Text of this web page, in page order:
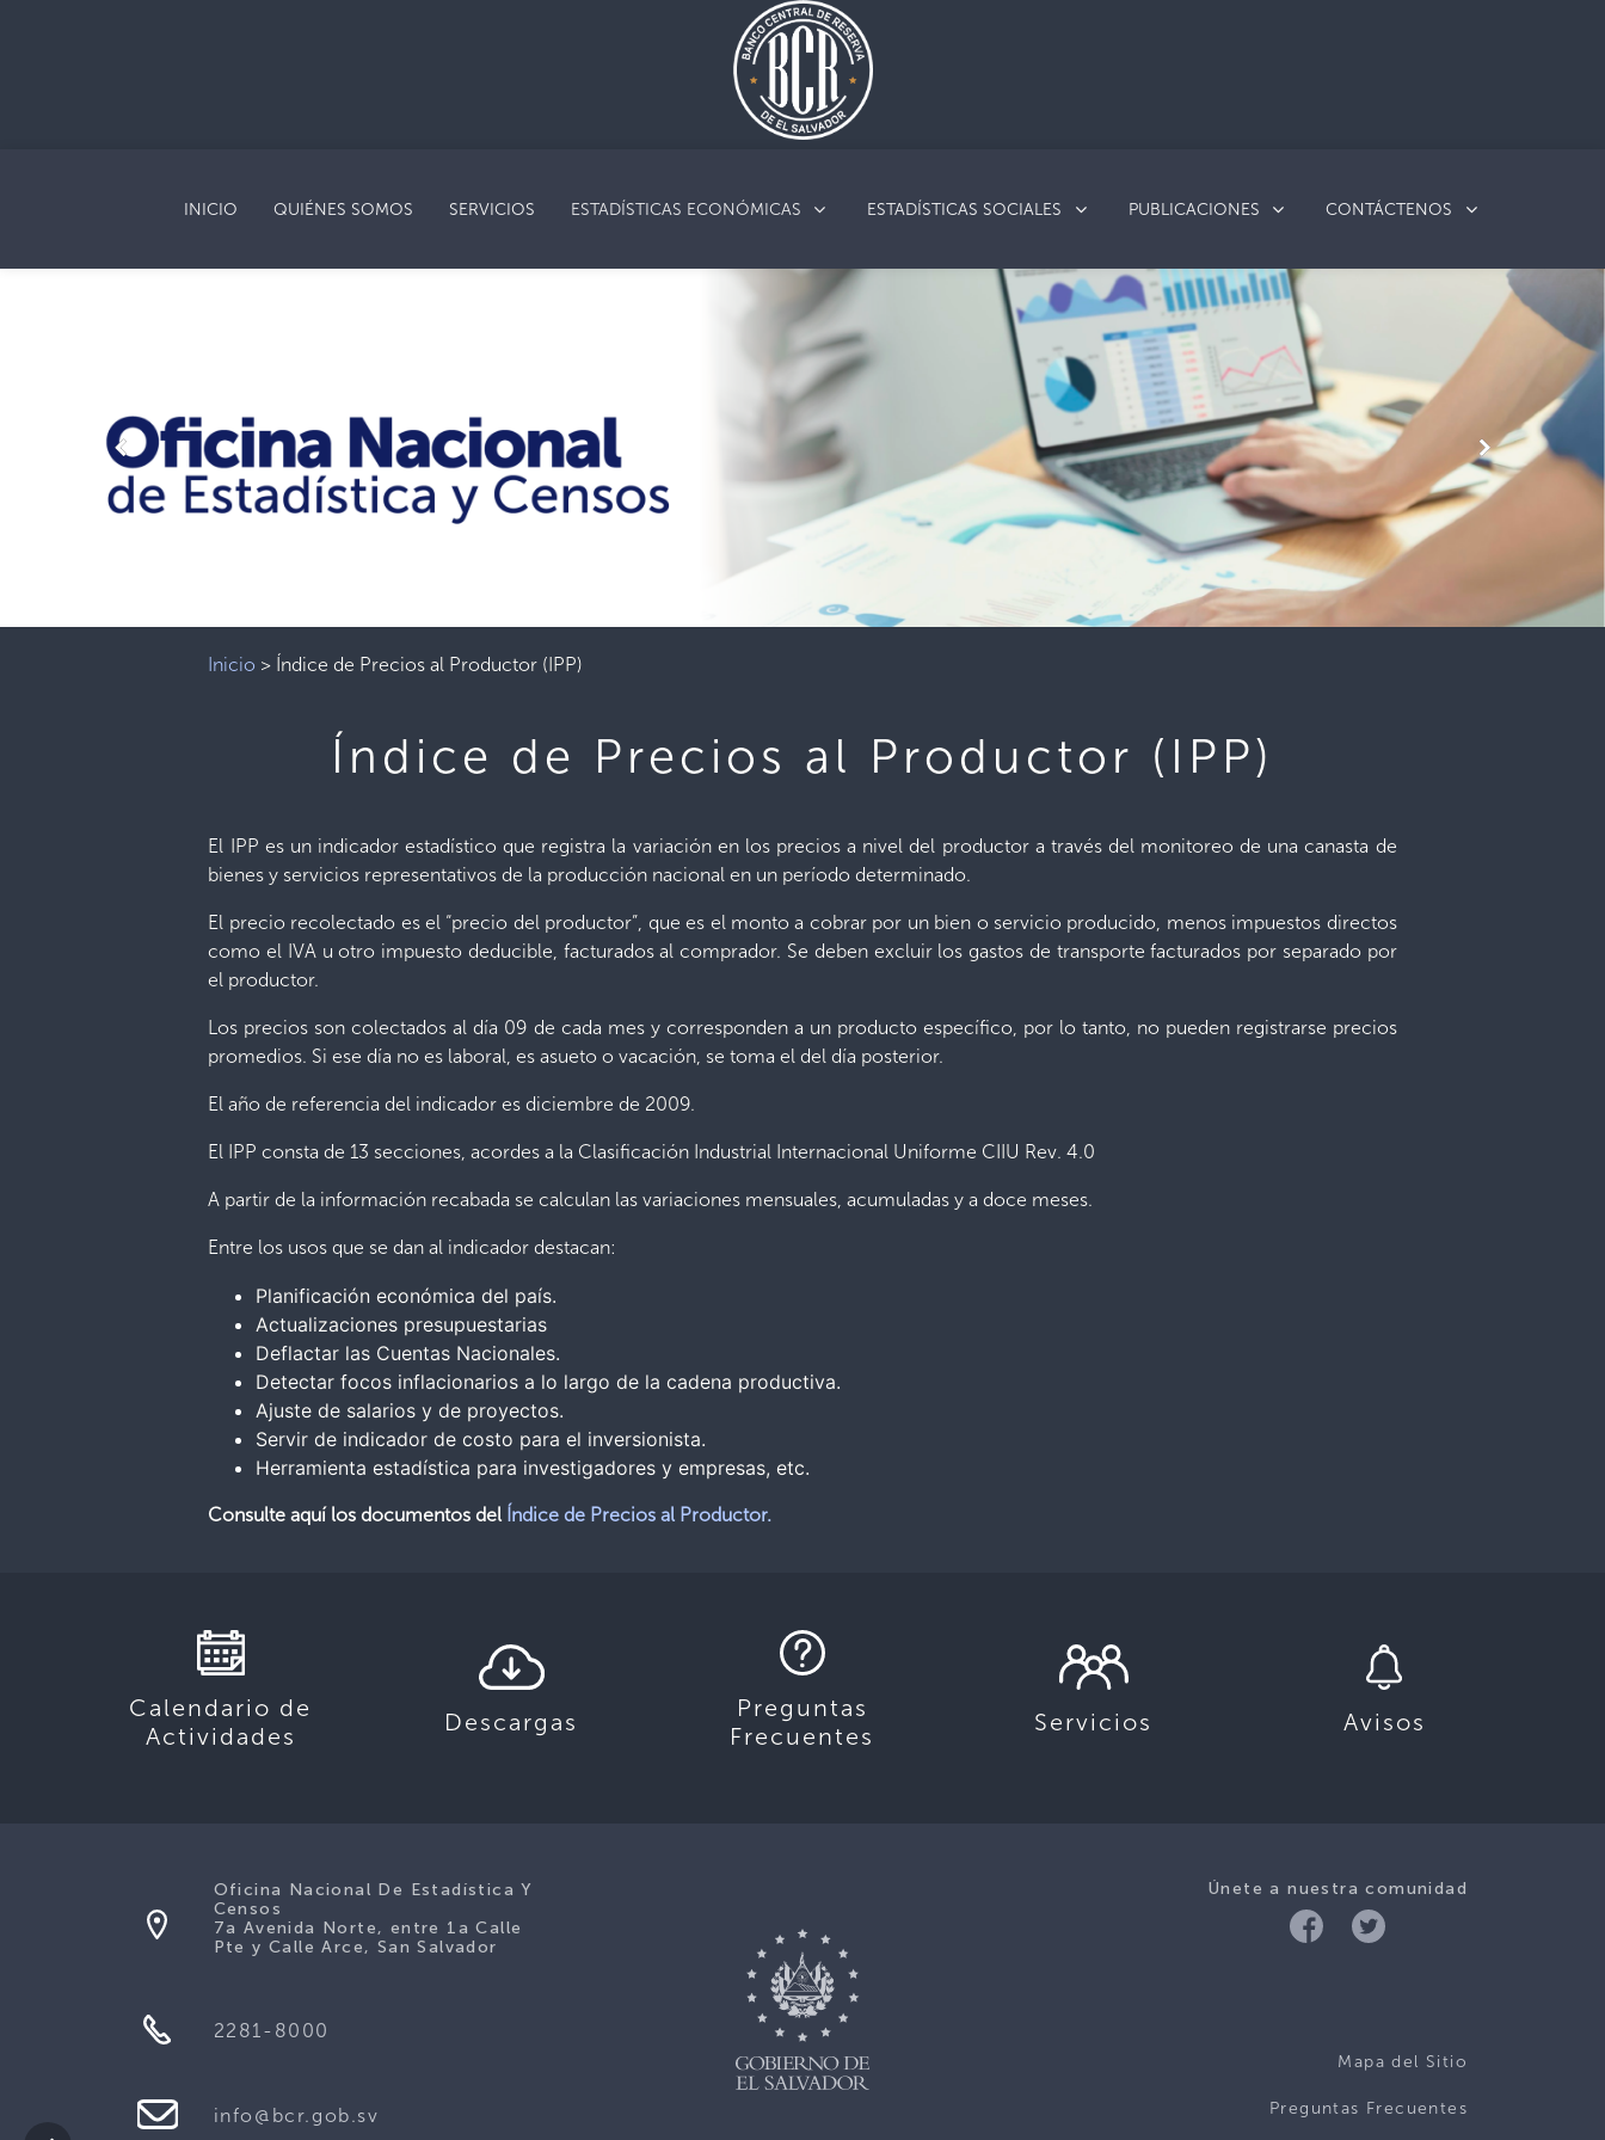
INICIO QUIÉNES SOMOS SERVICIOS ESTADÍSTICAS ECONÓMICAS ESTADÍSTICAS SOCIALES PUBLICACIONES CONTÁCTENOS
Previous Next
Inicio > Índice de Precios al Productor (IPP)
Índice de Precios al Productor (IPP)
El IPP es un indicador estadístico que registra la variación en los precios a nivel del productor a través del monitoreo de una canasta de
bienes y servicios representativos de la producción nacional en un período determinado.
El precio recolectado es el “precio del productor”, que es el monto a cobrar por un bien o servicio producido, menos impuestos directos
como el IVA u otro impuesto deducible, facturados al comprador. Se deben excluir los gastos de transporte facturados por separado por
el productor.
Los precios son colectados al día 09 de cada mes y corresponden a un producto específico, por lo tanto, no pueden registrarse precios
promedios. Si ese día no es laboral, es asueto o vacación, se toma el del día posterior.
El año de referencia del indicador es diciembre de 2009.
El IPP consta de 13 secciones, acordes a la Clasificación Industrial Internacional Uniforme CIIU Rev. 4.0
A partir de la información recabada se calculan las variaciones mensuales, acumuladas y a doce meses.
Entre los usos que se dan al indicador destacan:
Planificación económica del país.
Actualizaciones presupuestarias
Deflactar las Cuentas Nacionales.
Detectar focos inflacionarios a lo largo de la cadena productiva.
Ajuste de salarios y de proyectos.
Servir de indicador de costo para el inversionista.
Herramienta estadística para investigadores y empresas, etc.
Consulte aquí los documentos del Índice de Precios al Productor.
Calendario de
Actividades
Descargas
Preguntas
Frecuentes
Servicios Avisos
Únete a nuestra comunidad
Mapa del Sitio
Preguntas Frecuentes
Oficina Nacional De Estadística Y
Censos
7a Avenida Norte, entre 1a Calle
Pte y Calle Arce, San Salvador
2281-8000
info@bcr.gob.sv